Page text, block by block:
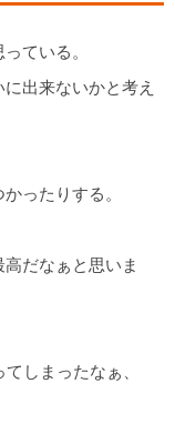
ている。
出来ないかと考え
ったりする。
だなぁと思いま
しまったなぁ、